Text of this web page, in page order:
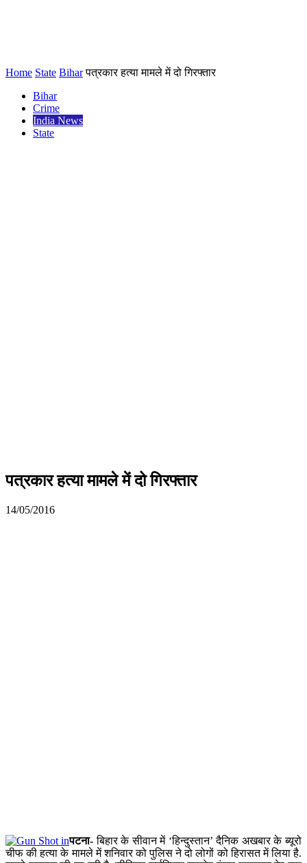
Home State Bihar पत्रकार हत्या मामले में दो गिरफ्तार
Bihar
Crime
India News
State
पत्रकार हत्या मामले में दो गिरफ्तार
14/05/2016
पटना- बिहार के सीवान में ‘हिन्दुस्तान’ दैनिक अखबार के ब्यूरो
चीफ की हत्या के मामले में शनिवार को पुलिस ने दो लोगों को हिरासत में लिया है.